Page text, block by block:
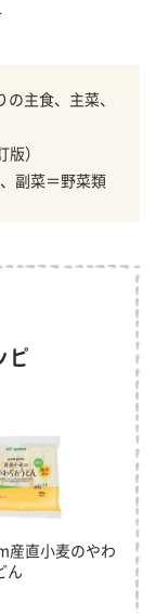
主食、主菜、
）
副菜＝野菜類
産直小麦のやわ
ん